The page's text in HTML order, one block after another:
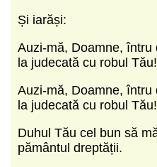
Și iarăși:
Auzi-mă, Doamne, întru
la judecată cu robul Tău!
Auzi-mă, Doamne, întru
la judecată cu robul Tău!
Duhul Tău cel bun să
pământul dreptății.